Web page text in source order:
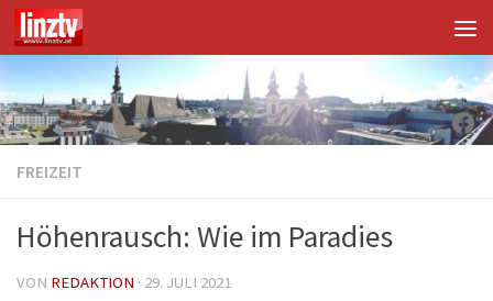
Unter dem Inhalt
FREIZEIT
Höhenrausch: Wie im Paradies
VON REDAKTION · 29. JULI 2021